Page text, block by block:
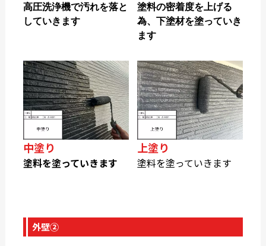
高圧洗浄機で汚れを落と
していきます
塗料の密着度を上げる
為、下塗材を塗っていき
ます
中塗り
塗料を塗っていきます
上塗り
塗料を塗っていきます
外壁②